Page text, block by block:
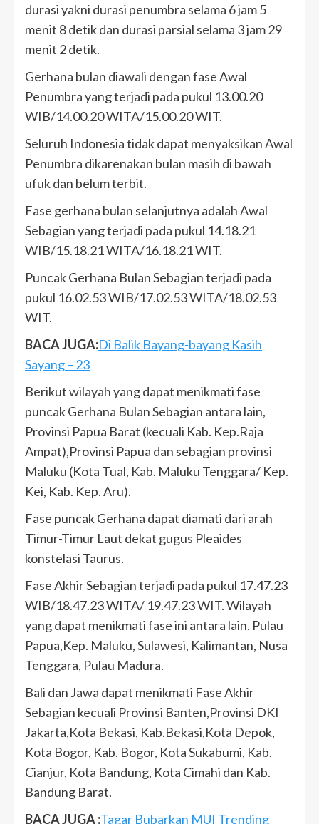
durasi yakni durasi penumbra selama 6 jam 5
menit 8 detik dan durasi parsial selama 3 jam 29
menit 2 detik.
Gerhana bulan diawali dengan fase Awal
Penumbra yang terjadi pada pukul 13.00.20
WIB/14.00.20 WITA/15.00.20 WIT.
Seluruh Indonesia tidak dapat menyaksikan Awal
Penumbra dikarenakan bulan masih di bawah
ufuk dan belum terbit.
Fase gerhana bulan selanjutnya adalah Awal
Sebagian yang terjadi pada pukul 14.18.21
WIB/15.18.21 WITA/16.18.21 WIT.
Puncak Gerhana Bulan Sebagian terjadi pada
pukul 16.02.53 WIB/17.02.53 WITA/18.02.53
WIT.
BACA JUGA:Di Balik Bayang-bayang Kasih
Sayang – 23
Berikut wilayah yang dapat menikmati fase
puncak Gerhana Bulan Sebagian antara lain,
Provinsi Papua Barat (kecuali Kab. Kep.Raja
Ampat),Provinsi Papua dan sebagian provinsi
Maluku (Kota Tual, Kab. Maluku Tenggara/ Kep.
Kei, Kab. Kep. Aru).
Fase puncak Gerhana dapat diamati dari arah
Timur-Timur Laut dekat gugus Pleaides
konstelasi Taurus.
Fase Akhir Sebagian terjadi pada pukul 17.47.23
WIB/18.47.23 WITA/ 19.47.23 WIT. Wilayah
yang dapat menikmati fase ini antara lain. Pulau
Papua,Kep. Maluku, Sulawesi, Kalimantan, Nusa
Tenggara, Pulau Madura.
Bali dan Jawa dapat menikmati Fase Akhir
Sebagian kecuali Provinsi Banten,Provinsi DKI
Jakarta,Kota Bekasi, Kab.Bekasi,Kota Depok,
Kota Bogor, Kab. Bogor, Kota Sukabumi, Kab.
Cianjur, Kota Bandung, Kota Cimahi dan Kab.
Bandung Barat.
BACA JUGA :Tagar Bubarkan MUI Trending